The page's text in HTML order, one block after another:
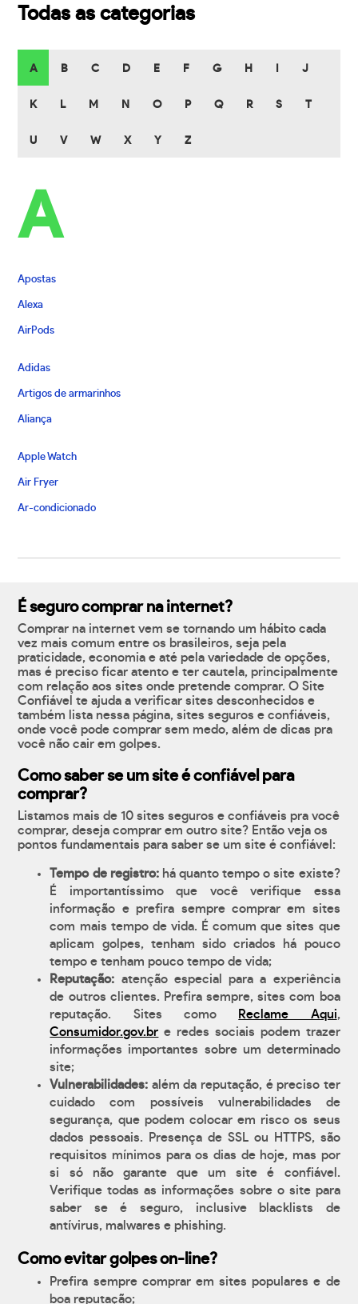
Todas as categorias
A B C D E F G H J
K L M N O P Q R S T
U V W X Y Z
A
Apostas
Alexa
AirPods
Adidas
Artigos de armarinhos
Aliança
Apple Watch
Air Fryer
Ar-condicionado
É seguro comprar na internet?
Comprar na internet vem se tornando um hábito cada
vez mais comum entre os brasileiros, seja pela
praticidade, economia e até pela variedade de opções,
mas é preciso ficar atento e ter cautela, principalmente
com relação aos sites onde pretende comprar. O Site
Confiável te ajuda a verificar sites desconhecidos e
também lista nessa página, sites seguros e confiáveis,
onde você pode comprar sem medo, além de dicas pra
você não cair em golpes.
Como saber se um site é confiável para
comprar?
Listamos mais de 10 sites seguros e confiáveis pra você
comprar, deseja comprar em outro site? Então veja os
pontos fundamentais para saber se um site é confiável:
Tempo de registro:há quanto tempo o site existe?
É importantíssimo que você verifique essa
informação e prefira sempre comprar em sites
com mais tempo de vida. É comum que sites que
aplicam golpes, tenham sido criados há pouco
tempo e tenham pouco tempo de vida;
Reputação: atenção especial para a experiência
de outros clientes. Prefira sempre, sites com boa
reputação. Sites como
Reclame Aqui,
Consumidor.gov.br e redes sociais podem trazer
informações importantes sobre um determinado
site;
Vulnerabilidades: além da reputação, é preciso ter
cuidado com possíveis vulnerabilidades de
segurança, que podem colocar em risco os seus
dados pessoais. Presença de SSL ou HTTPS, são
requisitos mínimos para os dias de hoje, mas por
si só não garante que um site é confiável.
Verifique todas as informações sobre o site para
saber se é seguro, inclusive blacklists de
antívirus, malwares e phishing.
Como evitar golpes on-line?
Prefira sempre comprar em sites populares e de
boa reputação;